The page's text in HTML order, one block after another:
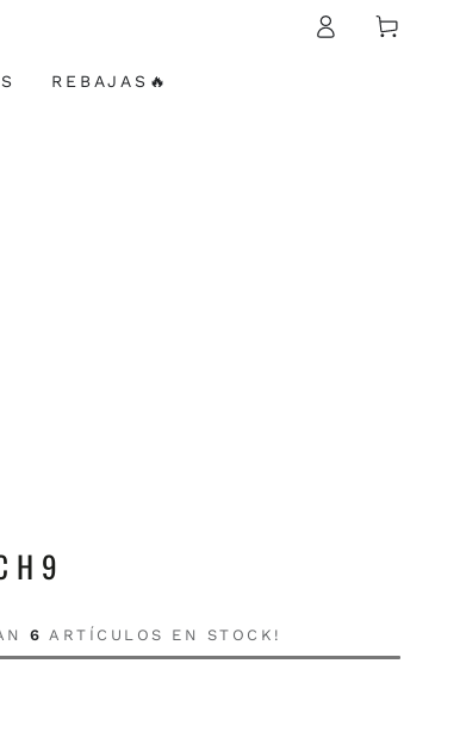
REBAJAS🔥
sesión
Carrito
H 9
6 ARTÍCULOS EN STOCK!